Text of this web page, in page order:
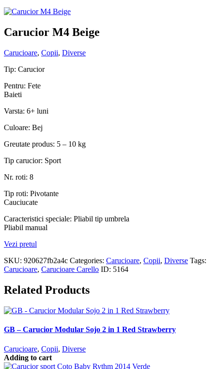
Carucior M4 Beige
Carucioare, Copii, Diverse
Tip: Carucior
Pentru: Fete
Baieti
Varsta: 6+ luni
Culoare: Bej
Greutate produs: 5 – 10 kg
Tip carucior: Sport
Nr. roti: 8
Tip roti: Pivotante
Cauciucate
Caracteristici speciale: Pliabil tip umbrela
Pliabil manual
Vezi pretul
SKU: 920627fb2a4c Categories: Carucioare, Copii, Diverse Tags:
Carucioare, Carucioare Carello ID: 5164
Related Products
GB – Carucior Modular Sojo 2 in 1 Red Strawberry
Carucioare, Copii, Diverse
Adding to cart